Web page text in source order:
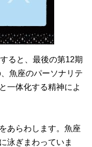
ると、最後の第12期
魚座のパーソナリテ
一体化する精神によ
あらわします。魚座
泳ぎまわっていま